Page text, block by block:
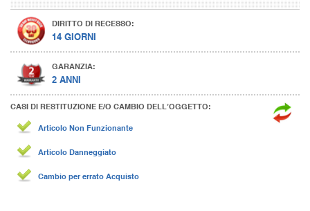
DIRITTO DI RECESSO:
14 GIORNI
GARANZIA:
2 ANNI
CASI DI RESTITUZIONE E/O CAMBIO DELL’OGGETTO:
Articolo Non Funzionante
Articolo Danneggiato
Cambio per errato Acquisto